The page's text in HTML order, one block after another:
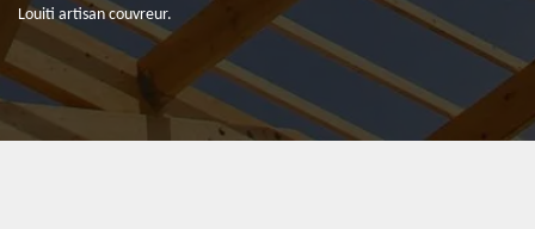
Louiti artisan couvreur.